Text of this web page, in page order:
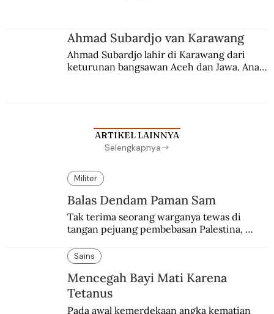
Ahmad Subardjo van Karawang
Ahmad Subardjo lahir di Karawang dari
keturunan bangsawan Aceh dan Jawa. Anak
ARTIKEL LAINNYA
Selengkapnya
Militer
Balas Dendam Paman Sam
Tak terima seorang warganya tewas di
tangan pejuang pembebasan Palestina,
pembalasan.
Sains
Mencegah Bayi Mati Karena
Tetanus
Pada awal kemerdekaan angka kematian